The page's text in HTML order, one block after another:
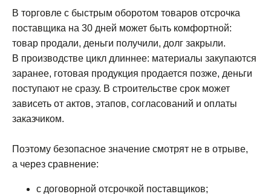
В торговле с быстрым оборотом товаров отсрочка
поставщика на 30 дней может быть комфортной:
товар продали, деньги получили, долг закрыли.
В производстве цикл длиннее: материалы закупаются
заранее, готовая продукция продается позже, деньги
поступают не сразу. В строительстве срок может
зависеть от актов, этапов, согласований и оплаты
заказчиком.
Поэтому безопасное значение смотрят не в отрыве,
а через сравнение:
с договорной отсрочкой поставщиков;